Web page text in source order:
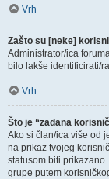
Vrh
Zašto su [neke]
Administrator/ica
bilo lakše identificirati/
Vrh
Što je “zadana
Ako si član/ica više od
na prikaz tvojeg
statusom biti
grupe putem